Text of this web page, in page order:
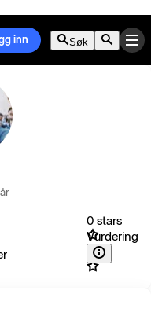
inn Søk
0 stars
Vurdering